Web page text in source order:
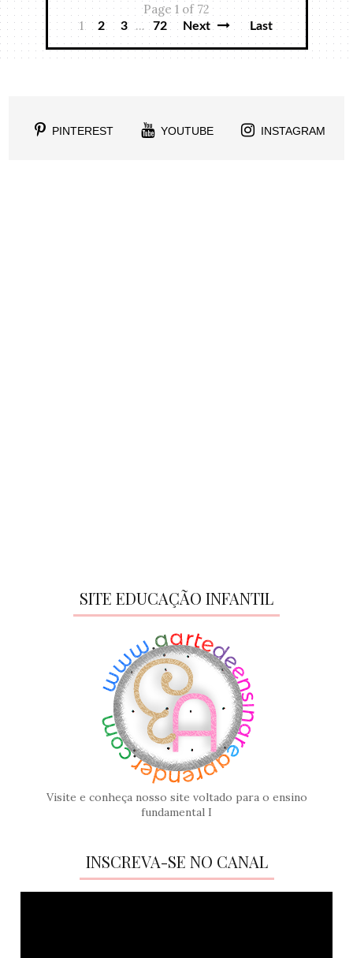
Page 1 of 72
1
2 3 ... 72 Next Last
PINTEREST YOUTUBE INSTAGRAM
SITE EDUCAÇÃO INFANTIL
Visite e conheça nosso site voltado para o ensino
fundamental I
INSCREVA-SE NO CANAL